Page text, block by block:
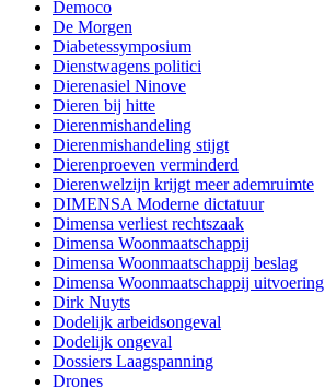
Democo
De Morgen
Diabetessymposium
Dienstwagens politici
Dierenasiel Ninove
Dieren bij hitte
Dierenmishandeling
Dierenmishandeling stijgt
Dierenproeven verminderd
Dierenwelzijn krijgt meer ademruimte
DIMENSA Moderne dictatuur
Dimensa verliest rechtszaak
Dimensa Woonmaatschappij
Dimensa Woonmaatschappij beslag
Dimensa Woonmaatschappij uitvoering
Dirk Nuyts
Dodelijk arbeidsongeval
Dodelijk ongeval
Dossiers Laagspanning
Drones